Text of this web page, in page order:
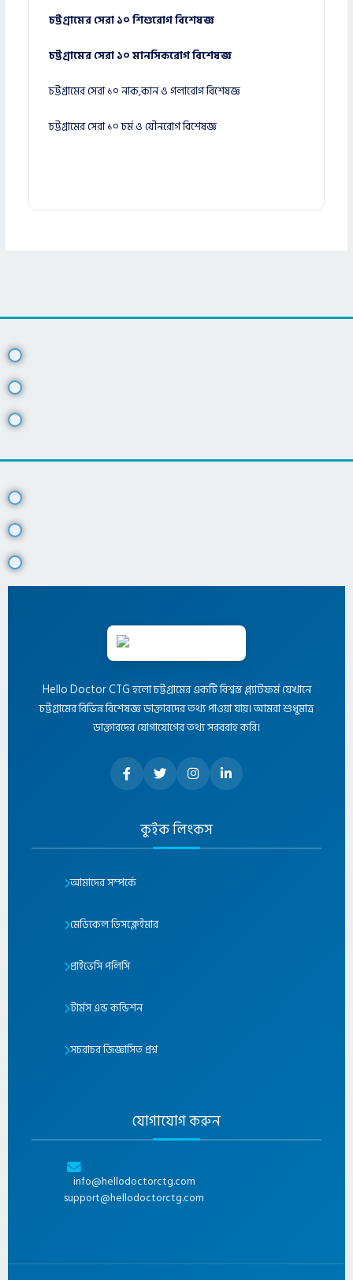
চট্টগ্রামের সেরা ১০ শিশুরোগ বিশেষজ্ঞ
চট্টগ্রামের সেরা ১০ মানসিকরোগ বিশেষজ্ঞ
চট্টগ্রামের সেরা ১০ নাক,কান ও গলারোগ বিশেষজ্ঞ
চট্টগ্রামের সেরা ১০ চর্ম ও যৌনরোগ বিশেষজ্ঞ
Hello Doctor CTG হলো চট্টগ্রামের একটি বিশ্বস্ত প্ল্যাটফর্ম যেখানে
চট্টগ্রামের বিভিন্ন বিশেষজ্ঞ ডাক্তারদের তথ্য পাওয়া যায়। আমরা শুধুমাত্র
ডাক্তারদের যোগাযোগের তথ্য সরবরাহ করি।
কুইক লিংকস
আমাদের সম্পর্কে
মেডিকেল ডিসক্লেইমার
প্রাইভেসি পলিসি
টার্মস এন্ড কন্ডিশন
সচরাচর জিজ্ঞাসিত প্রশ্ন
যোগাযোগ করুন
info@hellodoctorctg.com
support@hellodoctorctg.com